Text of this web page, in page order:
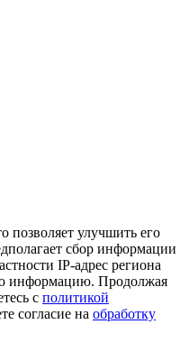
позволяет улучшить его
сбор информации
IP-адрес региона
информацию. Продолжая
с политикой
согласие на обработку